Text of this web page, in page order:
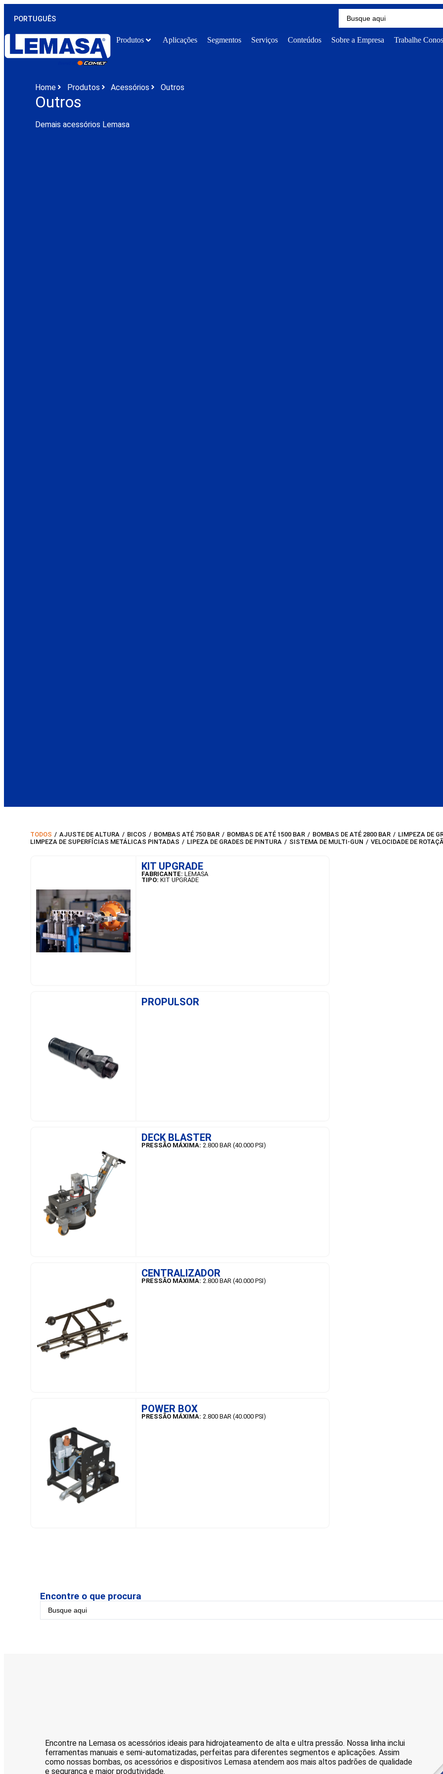
PORTUGUÊS
ENGLISH
Produtos Aplicações Segmentos Serviços Conteúdos Sobre a Empresa Trabalhe
Home Produtos Acessórios Outros
Outros
Demais acessórios Lemasa
TODOS / AJUSTE DE ALTURA / BICOS / BOMBAS ATÉ 750 BAR / BOMBAS DE ATÉ 1500 BAR / BOMBAS DE ATÉ 2800 BAR / LIMPEZA DE
LIMPEZA DE SUPERFÍCIAS METÁLICAS PINTADAS / LIPEZA DE GRADES DE PINTURA / SISTEMA DE MULTI-GUN / VELOCIDADE DE
KIT UPGRADE
FABRICANTE: LEMASA
TIPO: KIT UPGRADE
PROPULSOR
DECK BLASTER
PRESSÃO MÁXIMA: 2.800 BAR (40.000 PSI)
CENTRALIZADOR
PRESSÃO MÁXIMA: 2.800 BAR (40.000 PSI)
POWER BOX
PRESSÃO MÁXIMA: 2.800 BAR (40.000 PSI)
Encontre o que procura
Encontre na Lemasa os acessórios ideais para hidrojateamento de alta e ultra pressão. Nossa linha inclui
ferramentas manuais e semi-automatizadas, perfeitas para diferentes segmentos e aplicações. Assim
como nossas bombas, os acessórios e dispositivos Lemasa atendem aos mais altos padrões de qualidade
e segurança e maior produtividade.